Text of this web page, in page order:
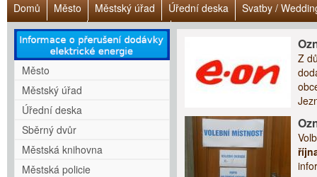
Domů Město Městský úřad Úřední deska
Svatby /
Úřad práce ČR
Lokalita Janoch Dluhové poradenství - Clověk
Město
Městský úřad
Úřední deska
Sběrný dvůr
Městská knihovna
Městská policie
Z